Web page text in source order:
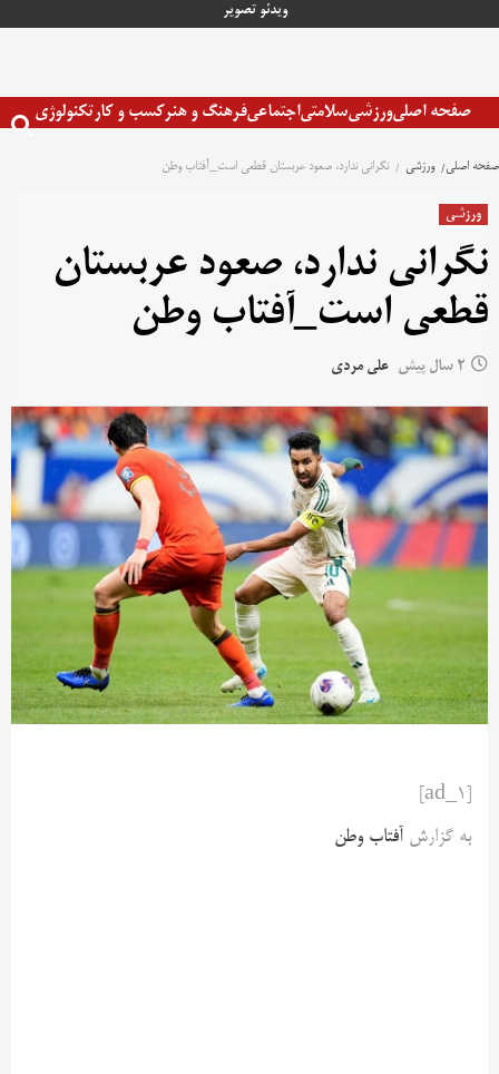
ویدئو تصویر
صفحه اصلیورزشیسلامتیاجتماعیفرهنگ و هنرکسب و کارتکنولوژی
صفحه اصلی ورزشی نگرانی ندارد، صعود عربستان قطعی است_آفتاب وطن
ورزشی
نگرانی ندارد، صعود عربستان
قطعی است_آفتاب وطن
2 سال پیش علی مردی
به گزارش آفتاب وطن